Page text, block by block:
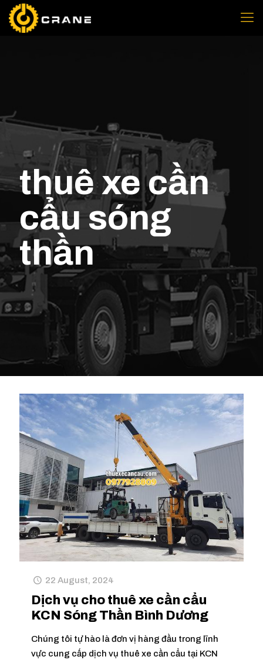
thuê xe cần
cẩu sóng
thần
22 August, 2024
Dịch vụ cho thuê xe cần cẩu
KCN Sóng Thần Bình Dương
Chúng tôi tự hào là đơn vị hàng đầu trong lĩnh
vực cung cấp dịch vụ thuê xe cần cẩu tại KCN